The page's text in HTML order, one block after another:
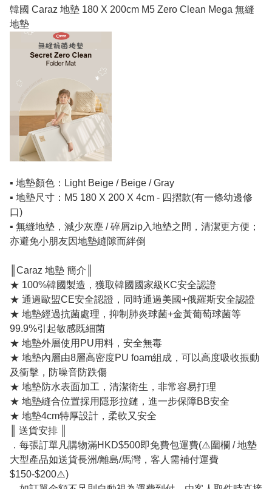
韓國 Caraz 地墊 180 X 200cm M5 Zero Clean Mega 無縫
地墊
▪️ 地墊顏色：Light Beige / Beige / Gray
▪️ 地墊尺寸：M5 180 X 200 X 4cm - 四摺款(有一條幼邊修
口)
▪️ 無縫地墊，減少灰塵 / 碎屑zip入地墊之間，清潔更方便；
亦避免小朋友因地墊縫隙而絆倒
║Caraz 地墊 簡介║
★ 100%韓國製造，獲取韓國國家級KC安全認證
★ 通過歐盟CE安全認證，同時通過美國+俄羅斯安全認證
★ 地墊經過抗菌處理，抑制肺炎球菌+金黃葡萄球菌等
99.9%引起敏感既細菌
★ 地墊外層使用PU用料，安全無毒
★ 地墊內層由8層高密度PU foam組成，可以高度吸收振動
及衝擊，防噪音防跌傷
★ 地墊防水表面加工，清潔衛生，非常容易打理
★ 地墊縫合位置採用隱形拉鏈，進一步保障BB安全
★ 地墊4cm特厚設計，柔軟又安全
║ 送貨安排 ║
．每張訂單凡購物滿HKD$500即免費包運費(⚠️圍欄 / 地墊
大型產品如送貨長洲/離島/馬灣，客人需補付運費
$150-$200⚠️)